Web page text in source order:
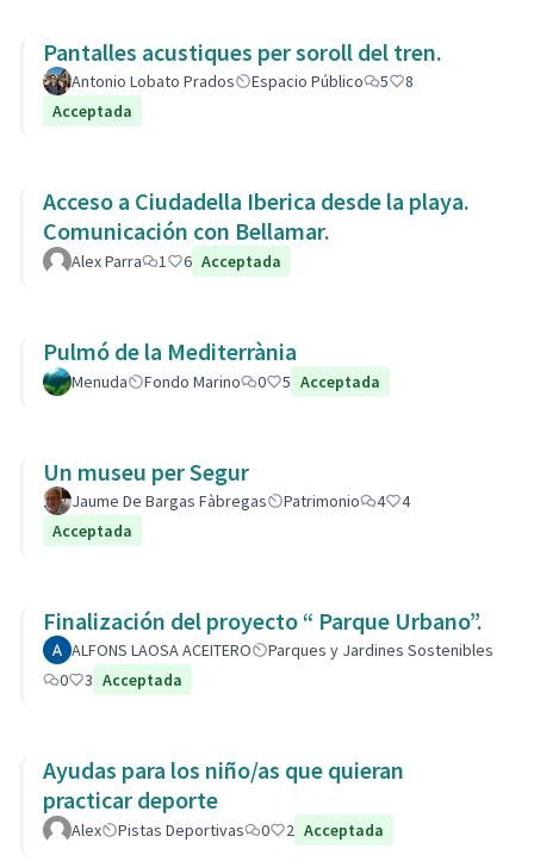
Pantalles acustiques per soroll del tren.
Antonio Lobato Prados Espacio Público 5
8
Acceptada
Acceso a Ciudadella Iberica desde la playa.
Comunicación con Bellamar.
Alex Parra 1 6 Acceptada
Pulmó de la Mediterrània
Menuda Fondo Marino 0 5 Acceptada
Un museu per Segur
Jaume De Bargas Fàbregas Patrimonio 4
4
Acceptada
Finalización del proyecto “ Parque Urbano”.
ALFONS LAOSA ACEITERO
Parques y Jardines Sostenibles
0
3 Acceptada
Ayudas para los niño/as que quieran
practicar deporte
Alex Pistas Deportivas 0 2 Acceptada